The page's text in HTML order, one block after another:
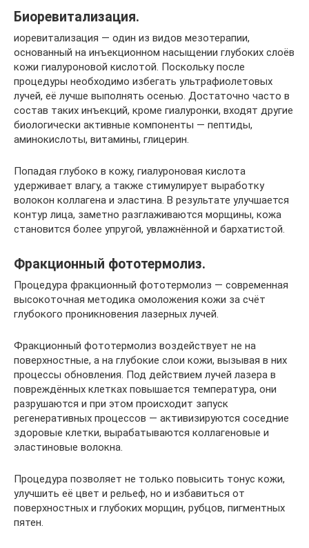
Биоревитализация.
иоревитализация — один из видов мезотерапии,
основанный на инъекционном насыщении глубоких слоёв
кожи гиалуроновой кислотой. Поскольку после
процедуры необходимо избегать ультрафиолетовых
лучей, её лучше выполнять осенью. Достаточно часто в
состав таких инъекций, кроме гиалуронки, входят другие
биологически активные компоненты — пептиды,
аминокислоты, витамины, глицерин.
Попадая глубоко в кожу, гиалуроновая кислота
удерживает влагу, а также стимулирует выработку
волокон коллагена и эластина. В результате улучшается
контур лица, заметно разглаживаются морщины, кожа
становится более упругой, увлажнённой и бархатистой.
Фракционный фототермолиз.
Процедура фракционный фототермолиз — современная
высокоточная методика омоложения кожи за счёт
глубокого проникновения лазерных лучей.
Фракционный фототермолиз воздействует не на
поверхностные, а на глубокие слои кожи, вызывая в них
процессы обновления. Под действием лучей лазера в
повреждённых клетках повышается температура, они
разрушаются и при этом происходит запуск
регенеративных процессов — активизируются соседние
здоровые клетки, вырабатываются коллагеновые и
эластиновые волокна.
Процедура позволяет не только повысить тонус кожи,
улучшить её цвет и рельеф, но и избавиться от
поверхностных и глубоких морщин, рубцов, пигментных
пятен.